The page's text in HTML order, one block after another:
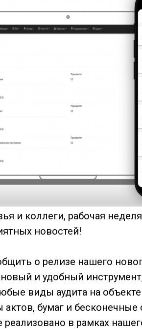
и коллеги, рабочая
новостей!
о релизе нашего
и удобный
виды аудита на
бумаг и бесконечные
реализовано в рамках